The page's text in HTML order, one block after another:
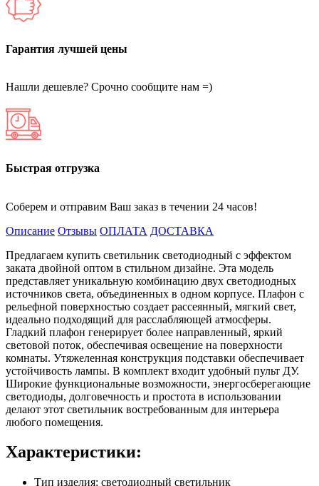
Гарантия лучшей цены
Нашли дешевле? Срочно сообщите нам =)
Быстрая отгрузка
Соберем и отправим Ваш заказ в течении 24 часов!
Описание Отзывы ОПЛАТА ДОСТАВКА
Предлагаем купить светильник светодиодный с эффектом
заката двойной оптом в стильном дизайне. Эта модель
представляет уникальную комбинацию двух светодиодных
источников света, объединенных в одном корпусе. Плафон с
рельефной поверхностью создает рассеянный, мягкий свет,
идеально подходящий для расслабляющей атмосферы.
Гладкий плафон генерирует более направленный, яркий
световой поток, обеспечивая освещение на поверхности
комнаты. Утяжеленная конструкция подставки обеспечивает
устойчивость лампы. В комплект входит удобный пульт ДУ.
Широкие функциональные возможности, энергосберегающие
светодиоды, долговечность и простота в использовании
делают этот светильник востребованным для интерьера
любого помещения.
Характеристики:
Тип изделия: светодиодный светильник